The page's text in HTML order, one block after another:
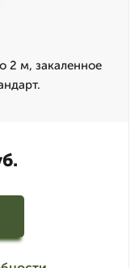
2 м, закаленное